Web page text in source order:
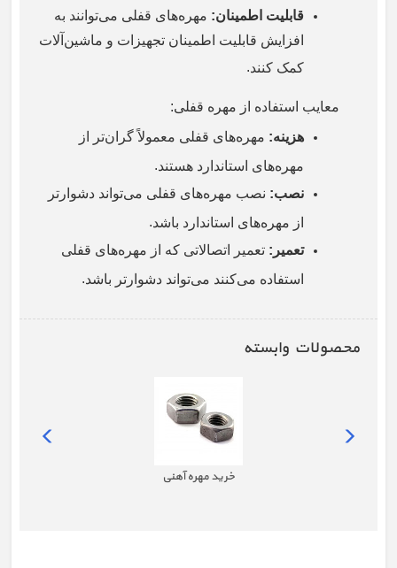
قابلیت اطمینان: مهره‌های قفلی می‌توانند به
افزایش قابلیت اطمینان تجهیزات و ماشین‌آلات
کمک کنند.
معایب استفاده از مهره قفلی:
هزینه: مهره‌های قفلی معمولاً گران‌تر از
مهره‌های استاندارد هستند.
نصب: نصب مهره‌های قفلی می‌تواند دشوارتر
از مهره‌های استاندارد باشد.
تعمیر : تعمیر اتصالاتی که از مهره‌های قفلی
استفاده می‌کنند می‌تواند دشوارتر باشد.
محصولات وابسته
خرید مهره آهنی